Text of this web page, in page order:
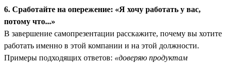
6. Сработайте на опережение: «Я хочу работать у вас,
потому что...»
В завершение самопрезентации расскажите, почему вы хотите
работать именно в этой компании и на этой должности.
Примеры подходящих ответов: «доверяю продуктам